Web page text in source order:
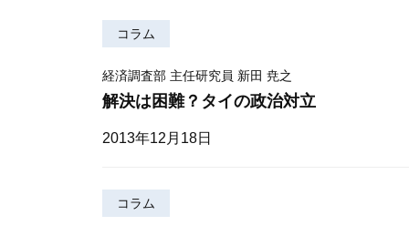
コラム
経済調査部 主任研究員 新田 尭之
解決は困難？タイの政治対立
2013年12月18日
コラム